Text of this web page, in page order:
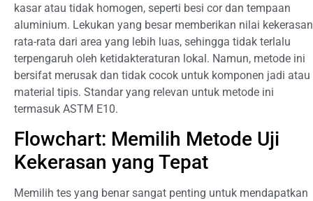
kasar atau tidak homogen, seperti besi cor dan tempaan
aluminium. Lekukan yang besar memberikan nilai kekerasan
rata-rata dari area yang lebih luas, sehingga tidak terlalu
terpengaruh oleh ketidakteraturan lokal. Namun, metode ini
bersifat merusak dan tidak cocok untuk komponen jadi atau
material tipis. Standar yang relevan untuk metode ini
termasuk ASTM E10.
Flowchart: Memilih Metode Uji
Kekerasan yang Tepat
Memilih tes yang benar sangat penting untuk mendapatkan